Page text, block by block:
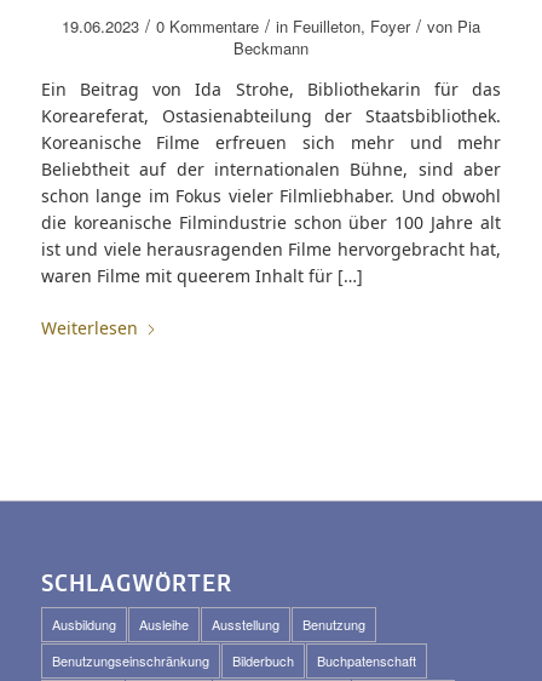
19.06.2023 / 0 Kommentare / in Feuilleton, Foyer / von Pia
Beckmann
Ein Beitrag von Ida Strohe, Bibliothekarin für das
Koreareferat, Ostasienabteilung der Staatsbibliothek.
Koreanische Filme erfreuen sich mehr und mehr
Beliebtheit auf der internationalen Bühne, sind aber
schon lange im Fokus vieler Filmliebhaber. Und obwohl
die koreanische Filmindustrie schon über 100 Jahre alt
ist und viele herausragenden Filme hervorgebracht hat,
waren Filme mit queerem Inhalt für […]
Weiterlesen
SCHLAGWÖRTER
Ausbildung Ausleihe Ausstellung
Benutzung
Benutzungseinschränkung
Bilderbuch
Buchpatenschaft